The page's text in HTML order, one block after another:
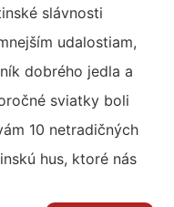
slávnosti
udalostiam,
dobrého jedla a
sviatky boli
10 netradičných
hus, ktoré nás